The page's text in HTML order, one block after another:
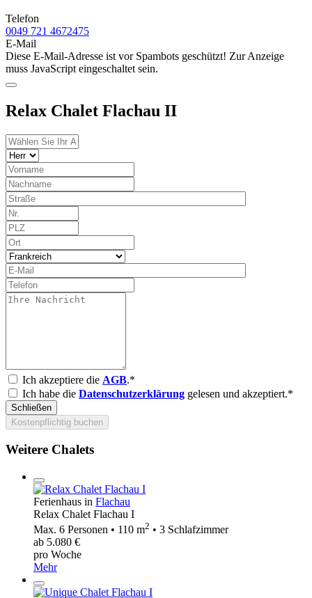
Telefon
0049 721 4672475
E-Mail
Diese E-Mail-Adresse ist vor Spambots geschützt! Zur Anzeige
muss JavaScript eingeschaltet sein.
Relax Chalet Flachau II
Ich akzeptiere die AGB.*
Ich habe die Datenschutzerklärung gelesen und akzeptiert.*
Schließen
Kostenpflichtig buchen
Weitere Chalets
Ferienhaus in Flachau
Relax Chalet Flachau I
Max. 6 Personen • 110 m2 • 3 Schlafzimmer
ab 5.080 €
pro Woche
Mehr